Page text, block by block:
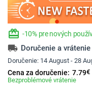
redeem -10% pre nových
local_shipping Doručenie a vrátenie
Doručenie: 14 August - 28
Cena za doručenie: 7.79€
Bezproblémové vrátenie